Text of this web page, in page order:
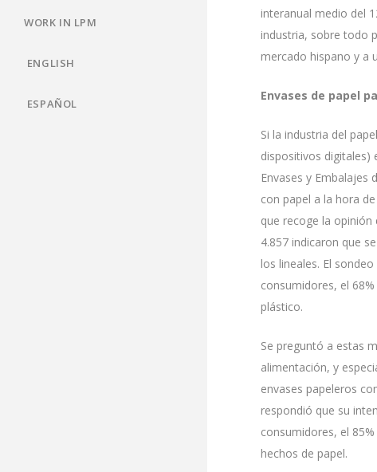
WORK IN LPM
ENGLISH
ESPAÑOL
interanual medio del
industria, sobre todo
mercado hispano y a
Envases de papel
Si la industria del
dispositivos digitales)
Envases y Embalajes
con papel a la hora
que recoge la opinión
4.857 indicaron que
los lineales. El
consumidores, el
plástico.
Se preguntó a estas
alimentación, y
envases papeleros
respondió que su
consumidores, el
hechos de papel.